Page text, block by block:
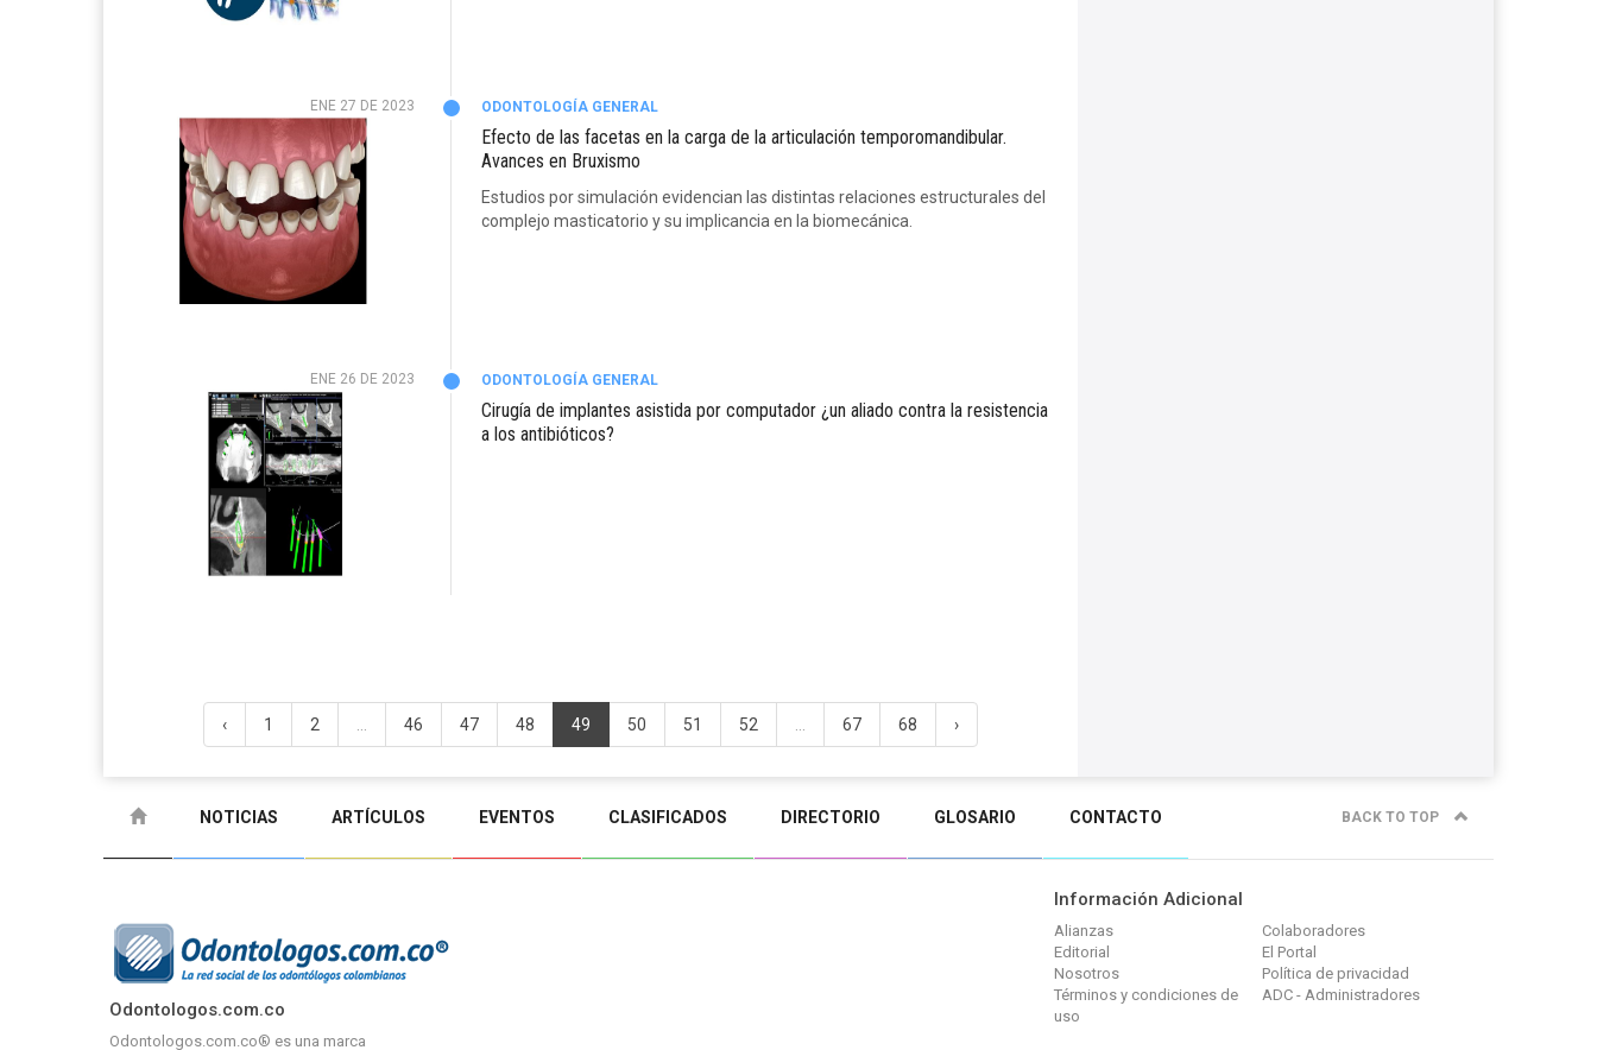
ENE 27 DE 2023 ODONTOLOGÍA GENERAL
Efecto de las facetas en la carga de la articulación temporomandibular.
Avances en Bruxismo
Estudios por simulación evidencian las distintas relaciones estructurales del
complejo masticatorio y su implicancia en la biomecánica.
ENE 26 DE 2023 ODONTOLOGÍA GENERAL
Cirugía de implantes asistida por computador ¿un aliado contra la resistencia
a los antibióticos?
‹ 1 2 46 47 48 49 50 51 52 67 68 ›
NOTICIAS ARTÍCULOS EVENTOS CLASIFICADOS DIRECTORIO GLOSARIO CONTACTO BACK TO TOP
Odontologos.com.co
Odontologos.com.co® es una marca
Información Adicional
Alianzas
Colaboradores
Editorial
El Portal
Nosotros
Política de privacidad
Términos y condiciones de
uso
ADC - Administradores